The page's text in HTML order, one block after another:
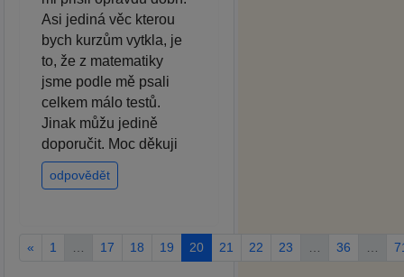
Asi jediná věc kterou
bych kurzům vytkla, je
to, že z matematiky
jsme podle mě psali
celkem málo testů.
Jinak můžu jedině
doporučit. Moc děkuji
odpovědět
« 1 17 18 19 20 21 22 23 36